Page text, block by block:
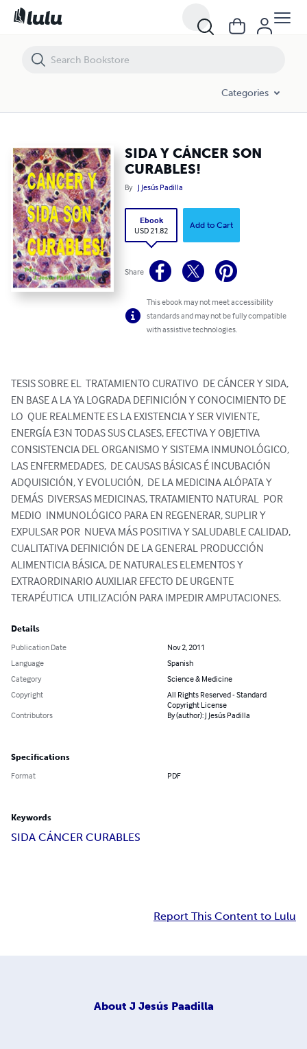
Categories
SIDA Y CÁNCER SON
CURABLES!
By J Jesús Padilla
Ebook
USD 21.82
Add to Cart
Share
This ebook may not meet accessibility
standards and may not be fully compatible
with assistive technologies.
TESIS SOBRE EL  TRATAMIENTO CURATIVO  DE CÁNCER Y SIDA,
EN BASE A LA YA LOGRADA DEFINICIÓN Y CONOCIMIENTO DE
LO  QUE REALMENTE ES LA EXISTENCIA Y SER VIVIENTE,
ENERGÍA E3N TODAS SUS CLASES, EFECTIVA Y OBJETIVA
CONSISTENCIA DEL ORGANISMO Y SISTEMA INMUNOLÓGICO,
LAS ENFERMEDADES,  DE CAUSAS BÁSICAS É INCUBACIÓN
ADQUISICIÓN, Y EVOLUCIÓN,  DE LA MEDICINA ALÓPATA Y
DEMÁS  DIVERSAS MEDICINAS, TRATAMIENTO NATURAL  POR
MEDIO  INMUNOLÓGICO PARA EN REGENERAR, SUPLIR Y
EXPULSAR POR  NUEVA MÁS POSITIVA Y SALUDABLE CALIDAD,
CUALITATIVA DEFINICIÓN DE LA GENERAL PRODUCCIÓN
ALIMENTICIA BÁSICA, DE NATURALES ELEMENTOS Y
EXTRAORDINARIO AUXILIAR EFECTO DE URGENTE
TERAPÉUTICA  UTILIZACIÓN PARA IMPEDIR AMPUTACIONES.
Details
Publication Date
Nov 2, 2011
Language
Spanish
Category
Science & Medicine
Copyright
All Rights Reserved - Standard
Copyright License
Contributors
By (author): J Jesús Padilla
Specifications
Format PDF
Keywords
SIDA CÁNCER CURABLES
Report This Content to Lulu
About J Jesús Paadilla
SIDA Y CÁNCER SON CURABLES!